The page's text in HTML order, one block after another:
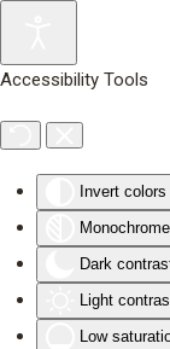
Accessibility Tools
Invert colors
Monochrome
Dark
Light
Low